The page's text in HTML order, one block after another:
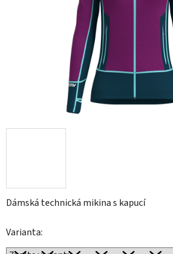
Dámská technická mikina s kapucí
Varianta: